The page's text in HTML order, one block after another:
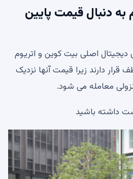
به دنبال قیمت پایین
دیجیتال اصلی بیت کوین و اتریوم
دارند زیرا قیمت آنها نزدیک
معامله می شود.
داشته باشید